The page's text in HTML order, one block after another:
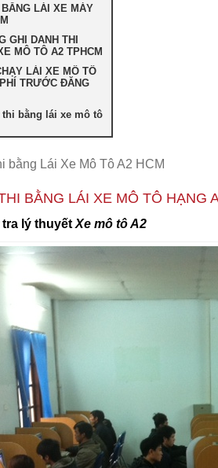
LÁI XE MÁY
GHI DANH THI
MÔ TÔ A2 TPHCM
LÁI XE MÔ TÔ
TRƯỚC ĐĂNG
bằng lái xe mô tô
bằng Lái Xe Mô Tô A2 HCM
BẰNG LÁI XE MÔ TÔ HẠNG
lý thuyết Xe mô tô A2